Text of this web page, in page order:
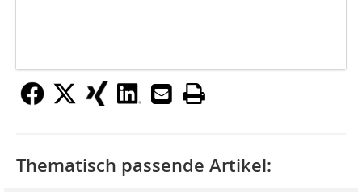
Thematisch passende Artikel: